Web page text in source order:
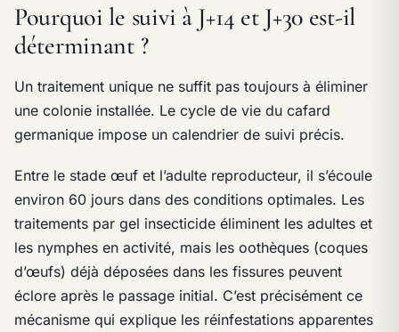
Pourquoi le suivi à J+14 et J+30 est-il
déterminant ?
Un traitement unique ne suffit pas toujours à éliminer
une colonie installée. Le cycle de vie du cafard
germanique impose un calendrier de suivi précis.
Entre le stade œuf et l’adulte reproducteur, il s’écoule
environ 60 jours dans des conditions optimales. Les
traitements par gel insecticide éliminent les adultes et
les nymphes en activité, mais les oothèques (coques
d’œufs) déjà déposées dans les fissures peuvent
éclore après le passage initial. C’est précisément ce
mécanisme qui explique les réinfestations apparentes